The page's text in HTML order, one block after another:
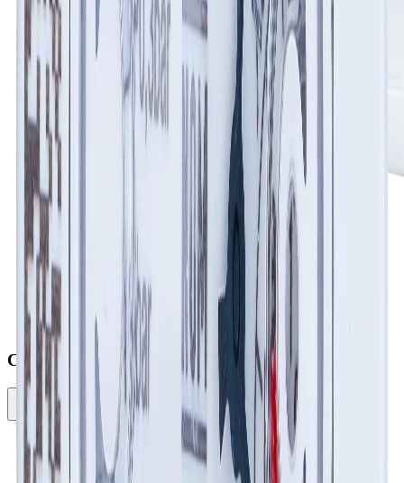
Complementos y accesorios